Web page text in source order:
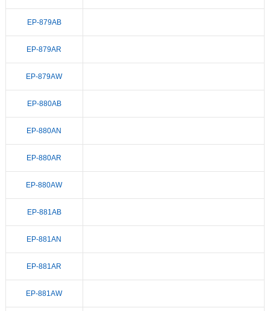
EP-879AB
EP-879AR
EP-879AW
EP-880AB
EP-880AN
EP-880AR
EP-880AW
EP-881AB
EP-881AN
EP-881AR
EP-881AW